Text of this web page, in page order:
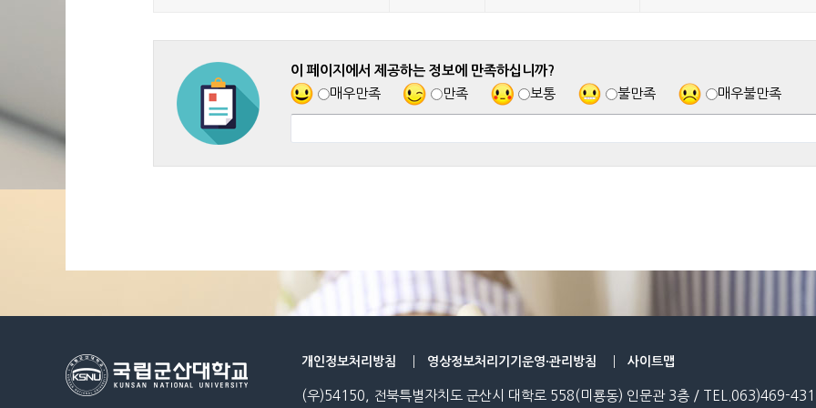
이 페이지에서 제공하는 정보에 만족하십니까?
매우만족
만족 보통 불만족 매우불만족
개인정보처리방침 영상정보처리기기운영·관리방침 사이트맵
(우)54150, 전북특별자치도 군산시 대학로 558(미룡동) 인문관 3층 / TEL.063)469-